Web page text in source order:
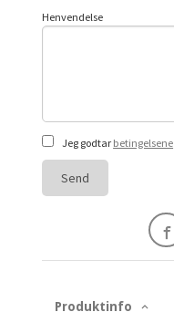
Henvendelse
Jeg godtar betingelsene
Send
Produktinfo